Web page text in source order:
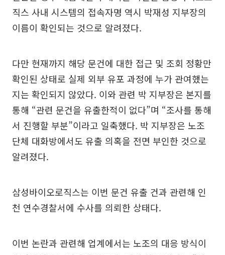
직스 사내 시스템의 접속자명 역시 박재성 지부장의
이름이 확인되는 것으로 알려졌다.
다만 현재까지 해당 문건에 대한 접근 및 조회 정황만
확인된 상태로 실제 외부 유포 과정에 누가 관여했는
지는 확인되지 않았다. 이와 관련 박 지부장은 본지를
통해 “관련 문건을 유출한적이 없다”며 “조사를 통해
서 진행할 부분”이라고 일축했다. 박 지부장은 노조
단체 대화방에서도 유출 의혹을 전면 부인한 것으로
알려졌다.
삼성바이오로직스는 이번 문건 유출 건과 관련해 인
천 연수경찰서에 수사를 의뢰한 상태다.
이번 논란과 관련해 업계에서는 노조의 대응 방식이